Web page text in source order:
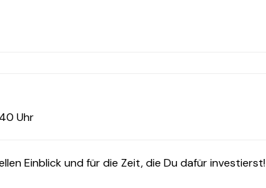
Uhr
Einblick und für die Zeit, die Du dafür investierst!